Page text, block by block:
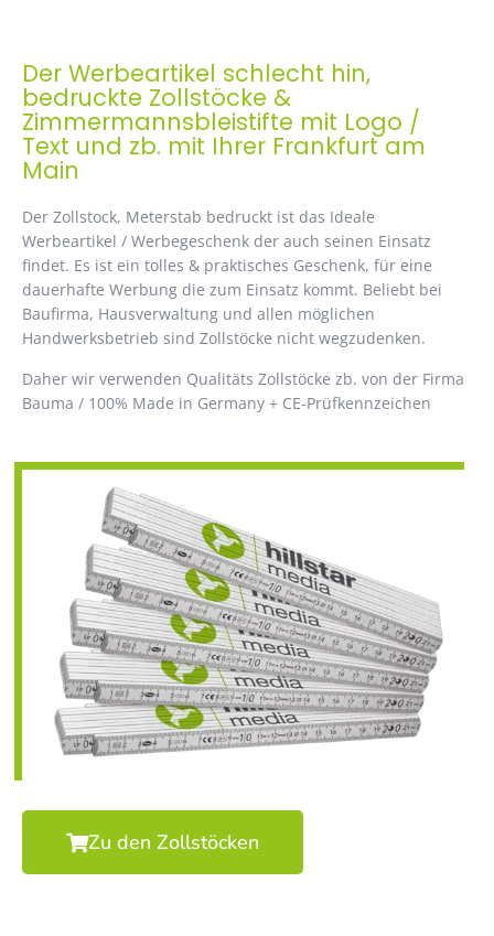
Der Werbeartikel schlecht hin,
bedruckte Zollstöcke &
Zimmermannsbleistifte mit Logo /
Text und zb. mit Ihrer Frankfurt am
Main
Der Zollstock, Meterstab bedruckt ist das Ideale
Werbeartikel / Werbegeschenk der auch seinen Einsatz
findet. Es ist ein tolles & praktisches Geschenk, für eine
dauerhafte Werbung die zum Einsatz kommt. Beliebt bei
Baufirma, Hausverwaltung und allen möglichen
Handwerksbetrieb sind Zollstöcke nicht wegzudenken.
Daher wir verwenden Qualitäts Zollstöcke zb. von der Firma
Bauma / 100% Made in Germany + CE-Prüfkennzeichen
Zu den Zollstöcken